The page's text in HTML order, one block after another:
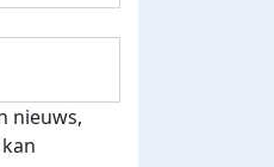
nieuws,